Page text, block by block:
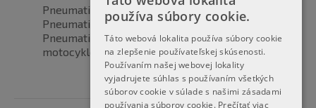
Pneumatiky pre automobily
Pneumatiky pre SUV / 4x4
Pneumatiky pre dodávku
motocyklové pneumatiky
používa súbory cookie.
Táto webová lokalita používa súbory cookie
na zlepšenie používateľskej skúsenosti.
Používaním našej webovej lokality
vyjadrujete súhlas s používaním všetkých
súborov cookie v súlade s našimi zásadami
používania súborov cookie. Prečítať viac